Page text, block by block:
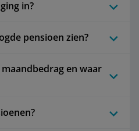
in?
pensioen zien?
en waar